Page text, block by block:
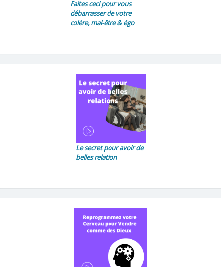
Faites ceci pour vous
débarrasser de votre
colère, mal-être & égo
Le secret pour avoir de
belles relation